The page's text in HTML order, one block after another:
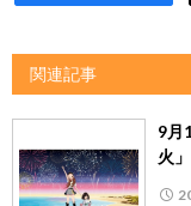
関連記事
9月
火